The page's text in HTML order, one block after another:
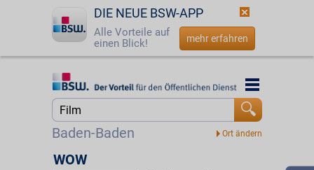
DIE NEUE BSW-APP
Alle Vorteile auf
einen Blick!
mehr erfahren
Startseite
Baden-Baden
Startseite
WOW